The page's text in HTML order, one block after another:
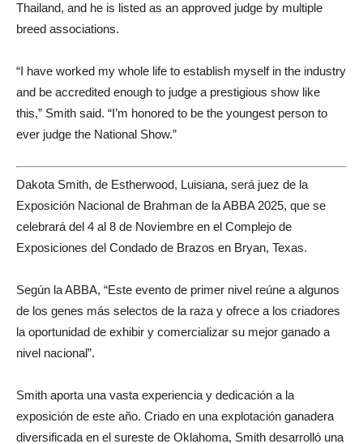
Thailand, and he is listed as an approved judge by multiple
breed associations.
“I have worked my whole life to establish myself in the industry
and be accredited enough to judge a prestigious show like
this,” Smith said. “I’m honored to be the youngest person to
ever judge the National Show.”
Dakota Smith, de Estherwood, Luisiana, será juez de la
Exposición Nacional de Brahman de la ABBA 2025, que se
celebrará del 4 al 8 de Noviembre en el Complejo de
Exposiciones del Condado de Brazos en Bryan, Texas.
Según la ABBA, “Este evento de primer nivel reúne a algunos
de los genes más selectos de la raza y ofrece a los criadores
la oportunidad de exhibir y comercializar su mejor ganado a
nivel nacional”.
Smith aporta una vasta experiencia y dedicación a la
exposición de este año. Criado en una explotación ganadera
diversificada en el sureste de Oklahoma, Smith desarrolló una